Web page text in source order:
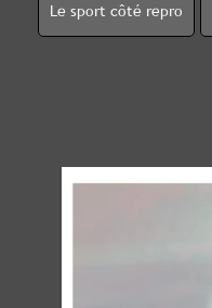
Le sport côté repro